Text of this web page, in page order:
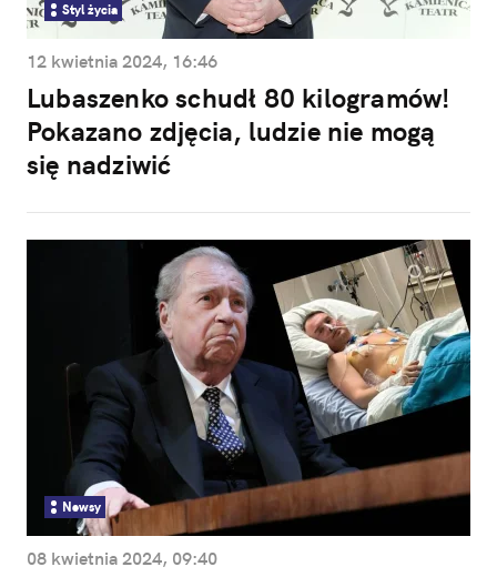
Styl życia
12 kwietnia 2024, 16:46
Lubaszenko schudł 80 kilogramów!
Pokazano zdjęcia, ludzie nie mogą
się nadziwić
Newsy
08 kwietnia 2024, 09:40